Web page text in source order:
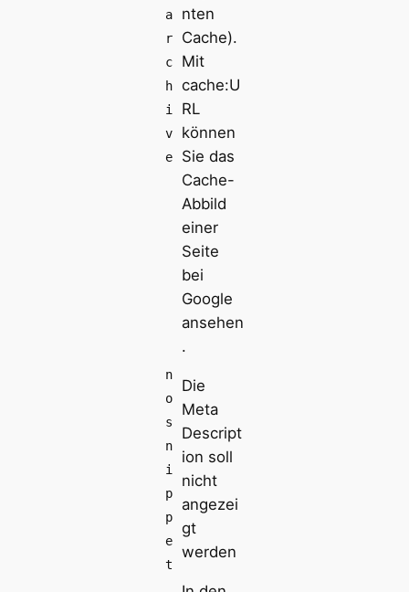
a
r
c
h
i
v
e
nten
Cache).
Mit
cache:U
RL
können
Sie das
Cache-
Abbild
einer
Seite
bei
Google
ansehen
.
n
o
s
n
i
p
p
e
t
Die
Meta
Descript
ion soll
nicht
angezei
gt
werden